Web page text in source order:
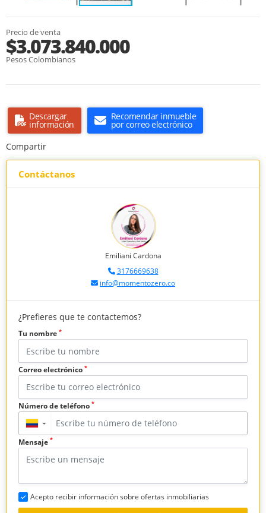
Precio de venta
$3.073.840.000
Pesos Colombianos
Descargar
información
Recomendar inmueble
por correo electrónico
Compartir
Contáctanos
Emiliani Cardona
3176669638
info@momentozero.co
¿Prefieres que te contactemos?
Tu nombre *
Correo electrónico *
Número de teléfono *
▼
Mensaje *
Acepto recibir información sobre ofertas inmobiliarias